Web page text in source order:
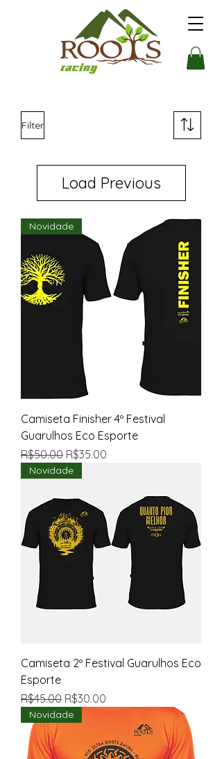
Filter
Load Previous
Novidade
Camiseta Finisher 4º Festival
Guarulhos Eco Esporte
Regular Price
R$50.00 Sale Price
R$35.00
Novidade
Camiseta 2º Festival Guarulhos Eco
Esporte
Regular Price
R$45.00 Sale Price
R$30.00
Novidade